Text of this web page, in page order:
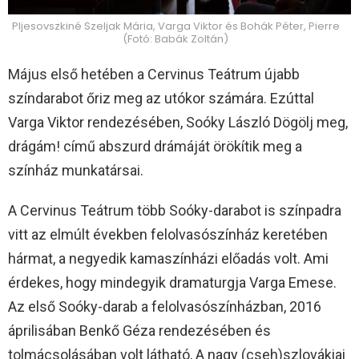
Pljesovszkiné Szeljak Mária, Varga Viktor és Bohák Péter, Pierre
(Fotó: Babák Zoltán)
Május első hetében a Cervinus Teátrum újabb
színdarabot őriz meg az utókor számára. Ezúttal
Varga Viktor rendezésében, Soóky László Dögölj meg,
drágám! című abszurd drámáját örökítik meg a
színház munkatársai.
A Cervinus Teátrum több Soóky-darabot is színpadra
vitt az elmúlt években felolvasószínház keretében
hármat, a negyedik kamaszínházi előadás volt. Ami
érdekes, hogy mindegyik dramaturgja Varga Emese.
Az első Soóky-darab a felolvasószínházban, 2016
áprilisában Benkő Géza rendezésében és
tolmácsolásában volt látható, A nagy (cseh)szlovákiai